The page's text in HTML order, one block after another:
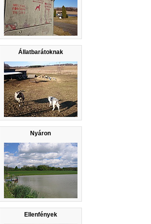
Állatbarátoknak
Nyáron
Ellenfények